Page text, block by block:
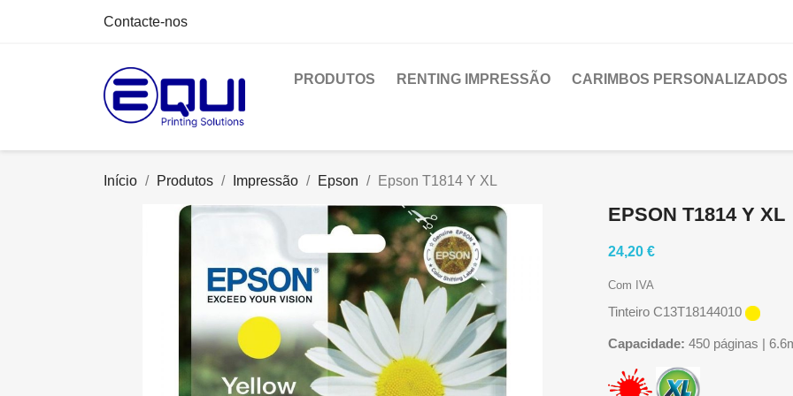
Contacte-nos
PRODUTOS RENTING IMPRESSÃO CARIMBOS PERSONALIZADOS
Início Produtos Impressão Epson Epson T1814 Y XL
EPSON T1814 Y XL
24,20 €
Com IVA
Tinteiro C13T18144010
Capacidade: 450 páginas |